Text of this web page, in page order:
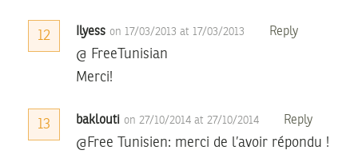
12 Ilyess on 17/03/2013 at 17/03/2013 Reply
@ FreeTunisian
Merci!
13 baklouti on 27/10/2014 at 27/10/2014 Reply
@Free Tunisien: merci de l’avoir répondu !